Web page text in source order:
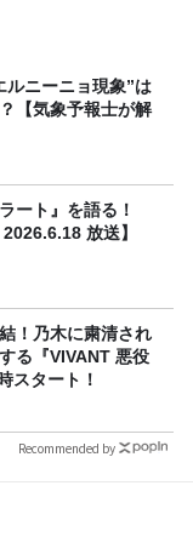
ルニーニョ現象”は
【気象予報士が解
ート』を語る！
放送】
！乃木に粛清され
る『VIVANT 悪役
スタート！
Recommended by